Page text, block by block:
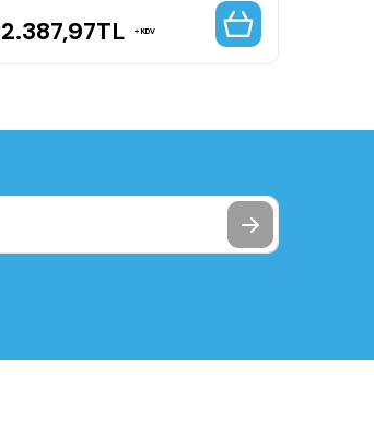
2.387,97TL KDV